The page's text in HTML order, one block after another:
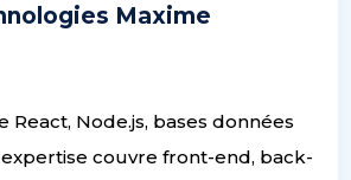
Maxime
React, Node.js, bases données
couvre front-end, back-